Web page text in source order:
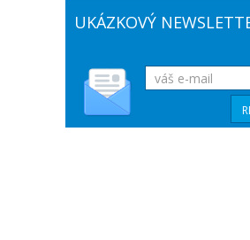
UKÁZKOVÝ